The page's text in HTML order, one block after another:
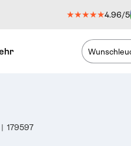
★★★★★4.96/5
Suche
|179597